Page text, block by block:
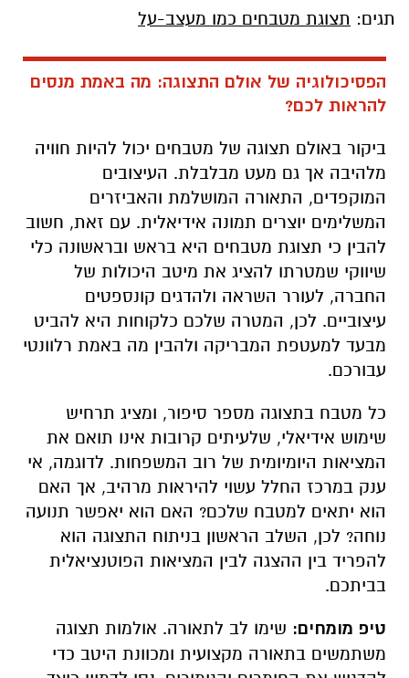
תגים: תצוגת מטבחים כמו מעצב-על
הפסיכולוגיה של אולם התצוגה: מה באמת מנסים
להראות לכם?
ביקור באולם תצוגה של מטבחים יכול להיות חוויה
מלהיבה אך גם מעט מבלבלת. העיצובים
המוקפדים, התאורה המושלמת והאביזרים
המשלימים יוצרים תמונה אידיאלית. עם זאת, חשוב
להבין כי תצוגת מטבחים היא בראש ובראשונה כלי
שיווקי שמטרתו להציג את מיטב היכולות של
החברה, לעורר השראה ולהדגים קונספטים
עיצוביים. לכן, המטרה שלכם כלקוחות היא להביט
מבעד למעטפת המבריקה ולהבין מה באמת רלוונטי
עבורכם.
כל מטבח בתצוגה מספר סיפור, ומציג תרחיש
שימוש אידיאלי, שלעיתים קרובות אינו תואם את
המציאות היומיומית של רוב המשפחות. לדוגמה, אי
ענק במרכז החלל עשוי להיראות מרהיב, אך האם
הוא יתאים למטבח שלכם? האם הוא יאפשר תנועה
נוחה? לכן, השלב הראשון בניתוח התצוגה הוא
להפריד בין ההצגה לבין המציאות הפוטנציאלית
בביתכם.
טיפ מומחים: שימו לב לתאורה. אולמות תצוגה
משתמשים בתאורה מקצועית ומכוונת היטב כדי